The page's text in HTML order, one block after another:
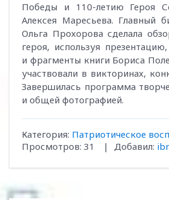
Победы и 110-летию Героя
Алексея Маресьева. Главный
Ольга Прохорова сделала
героя, используя
и фрагменты книги Бориса
участвовали в викторинах,
Завершилась программа
и общей фотографией.
Категория: Патриотическое
Просмотров: 31 | Добавил: